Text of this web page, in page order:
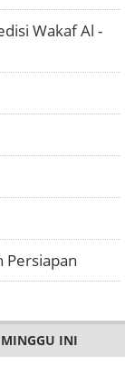
Wakaf Al -
Persiapan
INI